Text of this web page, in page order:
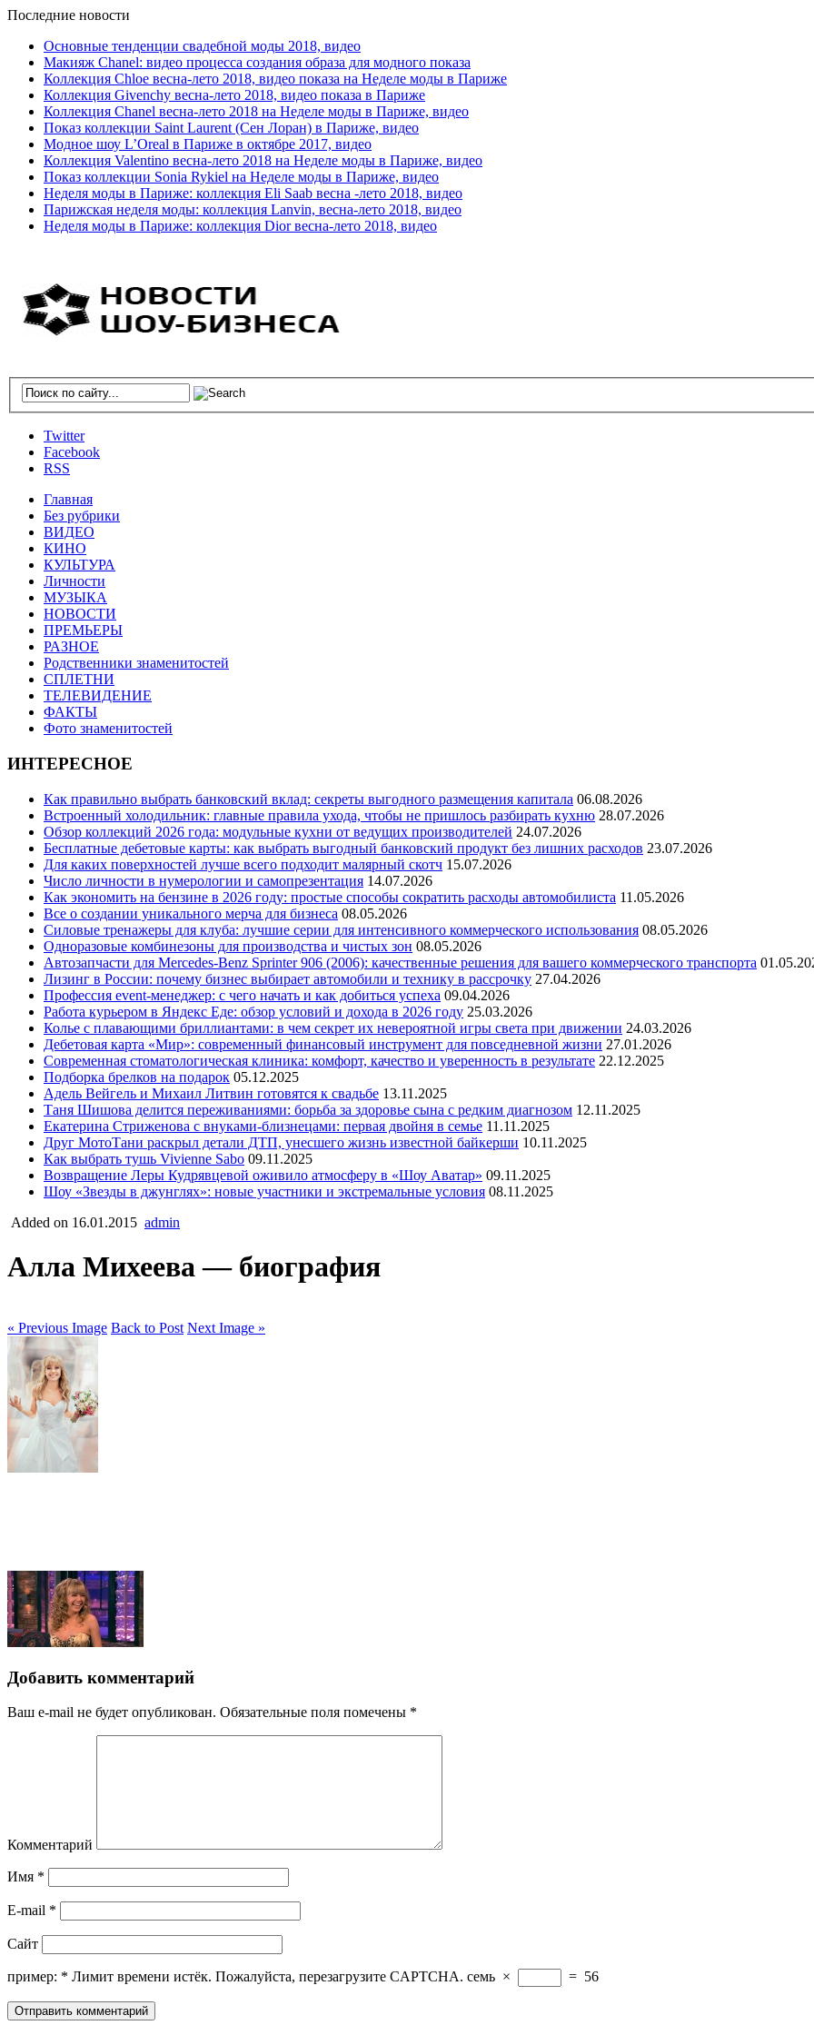
Последние новости
Основные тенденции свадебной моды 2018, видео
Макияж Chanel: видео процесса создания образа для модного показа
Коллекция Chloe весна-лето 2018, видео показа на Неделе моды в Париже
Коллекция Givenchy весна-лето 2018, видео показа в Париже
Коллекция Chanel весна-лето 2018 на Неделе моды в Париже, видео
Показ коллекции Saint Laurent (Сен Лоран) в Париже, видео
Модное шоу L’Oreal в Париже в октябре 2017, видео
Коллекция Valentino весна-лето 2018 на Неделе моды в Париже, видео
Показ коллекции Sonia Rykiel на Неделе моды в Париже, видео
Неделя моды в Париже: коллекция Eli Saab весна -лето 2018, видео
Парижская неделя моды: коллекция Lanvin, весна-лето 2018, видео
Неделя моды в Париже: коллекция Dior весна-лето 2018, видео
Twitter
Facebook
RSS
Главная
Без рубрики
ВИДЕО
КИНО
КУЛЬТУРА
Личности
МУЗЫКА
НОВОСТИ
ПРЕМЬЕРЫ
РАЗНОЕ
Родственники знаменитостей
СПЛЕТНИ
ТЕЛЕВИДЕНИЕ
ФАКТЫ
Фото знаменитостей
ИНТЕРЕСНОЕ
Как правильно выбрать банковский вклад: секреты выгодного размещения капитала 06.08.2026
Встроенный холодильник: главные правила ухода, чтобы не пришлось разбирать кухню 28.07.2026
Обзор коллекций 2026 года: модульные кухни от ведущих производителей 24.07.2026
Бесплатные дебетовые карты: как выбрать выгодный банковский продукт без лишних расходов 23.07.2026
Для каких поверхностей лучше всего подходит малярный скотч 15.07.2026
Число личности в нумерологии и самопрезентация 14.07.2026
Как экономить на бензине в 2026 году: простые способы сократить расходы автомобилиста 11.05.2026
Все о создании уникального мерча для бизнеса 08.05.2026
Силовые тренажеры для клуба: лучшие серии для интенсивного коммерческого использования 08.05.2026
Одноразовые комбинезоны для производства и чистых зон 08.05.2026
Автозапчасти для Mercedes-Benz Sprinter 906 (2006): качественные решения для вашего коммерческого транспорта
Лизинг в России: почему бизнес выбирает автомобили и технику в рассрочку 27.04.2026
Профессия event-менеджер: с чего начать и как добиться успеха 09.04.2026
Работа курьером в Яндекс Еде: обзор условий и дохода в 2026 году 25.03.2026
Колье с плавающими бриллиантами: в чем секрет их невероятной игры света при движении 24.03.2026
Дебетовая карта «Мир»: современный финансовый инструмент для повседневной жизни 27.01.2026
Современная стоматологическая клиника: комфорт, качество и уверенность в результате 22.12.2025
Подборка брелков на подарок 05.12.2025
Адель Вейгель и Михаил Литвин готовятся к свадьбе 13.11.2025
Таня Шишова делится переживаниями: борьба за здоровье сына с редким диагнозом 12.11.2025
Екатерина Стриженова с внуками-близнецами: первая двойня в семье 11.11.2025
Друг МотоТани раскрыл детали ДТП, унесшего жизнь известной байкерши 10.11.2025
Как выбрать тушь Vivienne Sabo 09.11.2025
Возвращение Леры Кудрявцевой оживило атмосферу в «Шоу Аватар» 09.11.2025
Шоу «Звезды в джунглях»: новые участники и экстремальные условия 08.11.2025
Added on 16.01.2015 admin
Алла Михеева — биография
« Previous Image Back to Post Next Image »
Добавить комментарий
Ваш e-mail не будет опубликован. Обязательные поля помечены *
Комментарий
Имя *
E-mail *
Сайт
пример: * Лимит времени истёк. Пожалуйста, перезагрузите CAPTCHA. семь × = 56